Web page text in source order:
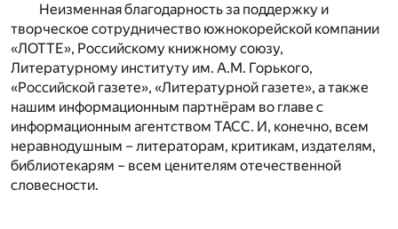
Неизменная благодарность за поддержку и
творческое сотрудничество южнокорейской компании
«ЛОТТЕ», Российскому книжному союзу,
Литературному институту им. А.М. Горького,
«Российской газете», «Литературной газете», а также
нашим информационным партнёрам во главе с
информационным агентством ТАСС. И, конечно, всем
неравнодушным – литераторам, критикам, издателям,
библиотекарям – всем ценителям отечественной
словесности.